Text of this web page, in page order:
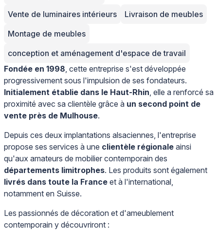
Vente de luminaires intérieurs
Livraison de meubles
Montage de meubles
conception et aménagement d'espace de travail
Fondée en 1998, cette entreprise s'est développée
progressivement sous l'impulsion de ses fondateurs.
Initialement établie dans le Haut-Rhin, elle a renforcé sa
proximité avec sa clientèle grâce à un second point de
vente près de Mulhouse.
Depuis ces deux implantations alsaciennes, l'entreprise
propose ses services à une clientèle régionale ainsi
qu'aux amateurs de mobilier contemporain des
départements limitrophes. Les produits sont également
livrés dans toute la France et à l'international,
notamment en Suisse.
Les passionnés de décoration et d'ameublement
contemporain y découvriront :